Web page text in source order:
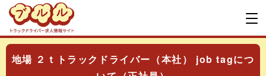
地場 ２ｔトラックドライバー（本社） job tagにつ